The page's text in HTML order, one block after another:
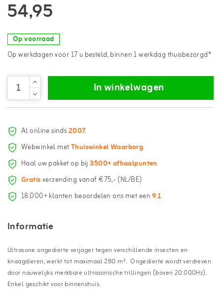
54,95
Op voorraad
Op werkdagen voor 17 u besteld, binnen 1 werkdag thuisbezorgd*
In winkelwagen
Al online sinds2007
Webwinkel metThuiswinkel Waarborg
Haal uw pakket op bij3500+ afhaalpunten
Gratisverzending vanaf €75,- (NL/BE)
18.000+ klanten beoordelen ons met een9.1
Informatie
Ultrasone ongedierte verjager tegen verschillende insecten en
knaagdieren, werkt tot maximaal 280 m². Ongedierte wordt verdreven
door nauwelijks merkbare ultrasonische trillingen (boven 20.000Hz).
Enkel geschikt voor binnenshuis.